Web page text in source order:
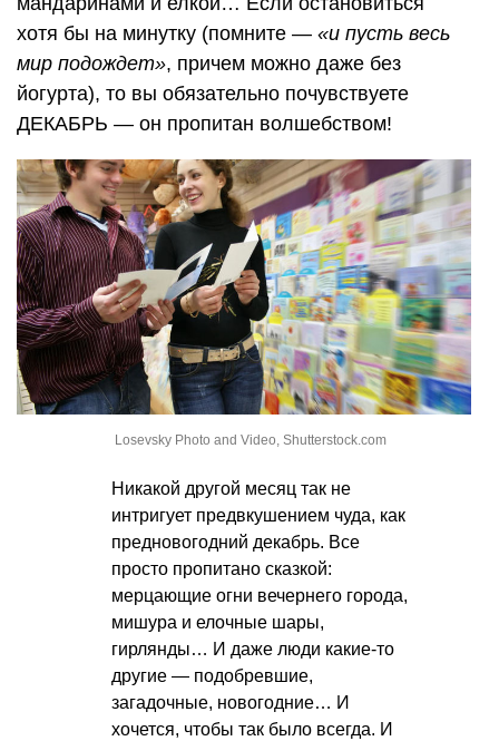
хотя бы на минутку (помните — «и пусть весь
мир подождет», причем можно даже без
йогурта), то вы обязательно почувствуете
ДЕКАБРЬ — он пропитан волшебством!
Losevsky Photo and Video, Shutterstock.com
Никакой другой месяц так не
интригует предвкушением чуда, как
предновогодний декабрь. Все
просто пропитано сказкой:
мерцающие огни вечернего города,
мишура и елочные шары,
гирлянды… И даже люди какие-то
другие — подобревшие,
загадочные, новогодние… И
хочется, чтобы так было всегда. И